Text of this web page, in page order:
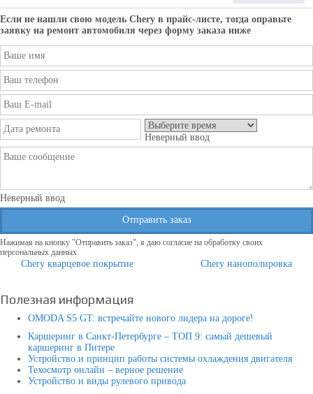
Если не нашли свою модель Chery в прайс-листе, тогда оправьте
заявку на ремонт автомобиля через форму заказа ниже
Неверный ввод
Неверный ввод
Отправить заказ
Нажимая на кнопку "Отправить заказ", я даю согласие на обработку своих
персональных данных
Chery кварцевое покрытие Chery нанополировка
Полезная информация
OMODA S5 GT: встречайте нового лидера на дороге!
Каршеринг в Санкт-Петербурге – ТОП 9: самый дешевый
каршеринг в Питере
Устройство и принцип работы системы охлаждения двигателя
Техосмотр онлайн – верное решение
Устройство и виды рулевого привода